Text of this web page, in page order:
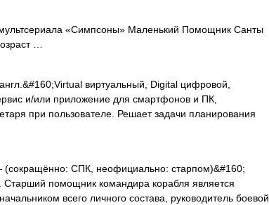
«Симпсоны» Маленький Помощник Санты
…
виртуальный, Digital цифровой,
и/или приложение для смартфонов и ПК,
при пользователе. Решает задачи планирования
СПК, неофициально: старпом)&#160;
Старший помощник командира корабля является
всего личного состава, руководитель боевой